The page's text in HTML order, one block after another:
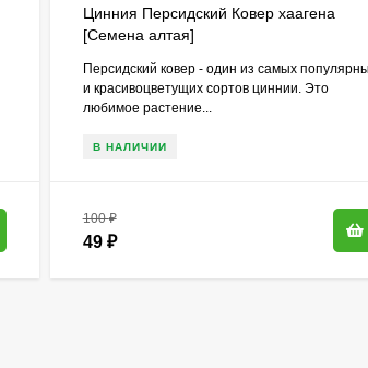
Цинния Персидский Ковер хаагена
[Семена алтая]
Персидский ковер - один из самых
и красивоцветущих сортов циннии. Это
любимое растение...
В НАЛИЧИИ
100₽
49 ₽